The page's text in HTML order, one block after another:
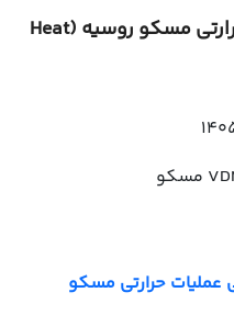
نمایشگاه بین المللی عملیات حرارتی مسکو روسیه (Heat
عملیات حرارتی مسکو